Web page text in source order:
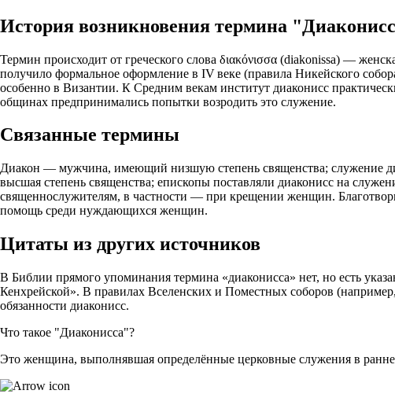
История возникновения термина
Термин происходит от греческого слова διακόνισσα (diakonissa) —
получило формальное оформление в IV веке (правила Никейского
особенно в Византии. К Средним векам институт диаконисс
общинах предпринимались попытки возродить это служение.
Связанные термины
Диакон — мужчина, имеющий низшую степень священства; служение
высшая степень священства; епископы поставляли диаконисс на
священнослужителям, в частности — при крещении женщин.
помощь среди нуждающихся женщин.
Цитаты из других источников
В Библии прямого упоминания термина «диаконисса» нет, но есть
Кенхрейской». В правилах Вселенских и Поместных соборов
обязанности диаконисс.
Что такое "Диаконисса"?
Это женщина, выполнявшая определённые церковные служения в